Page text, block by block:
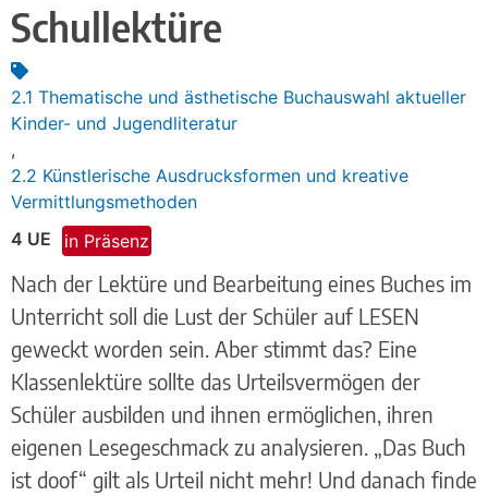
Schullektüre
2.1 Thematische und ästhetische Buchauswahl aktueller
Kinder- und Jugendliteratur
,
2.2 Künstlerische Ausdrucksformen und kreative
Vermittlungsmethoden
4 UE
in Präsenz
Nach der Lektüre und Bearbeitung eines Buches im
Unterricht soll die Lust der Schüler auf LESEN
geweckt worden sein. Aber stimmt das? Eine
Klassenlektüre sollte das Urteilsvermögen der
Schüler ausbilden und ihnen ermöglichen, ihren
eigenen Lesegeschmack zu analysieren. „Das Buch
ist doof“ gilt als Urteil nicht mehr! Und danach finde